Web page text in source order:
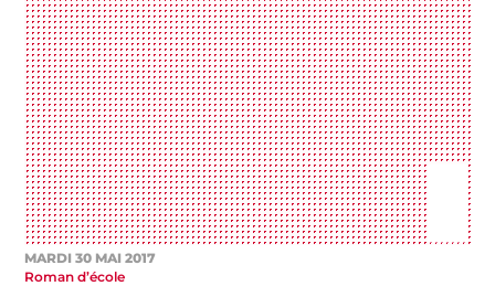
MARDI 30 MAI 2017
Roman d’école